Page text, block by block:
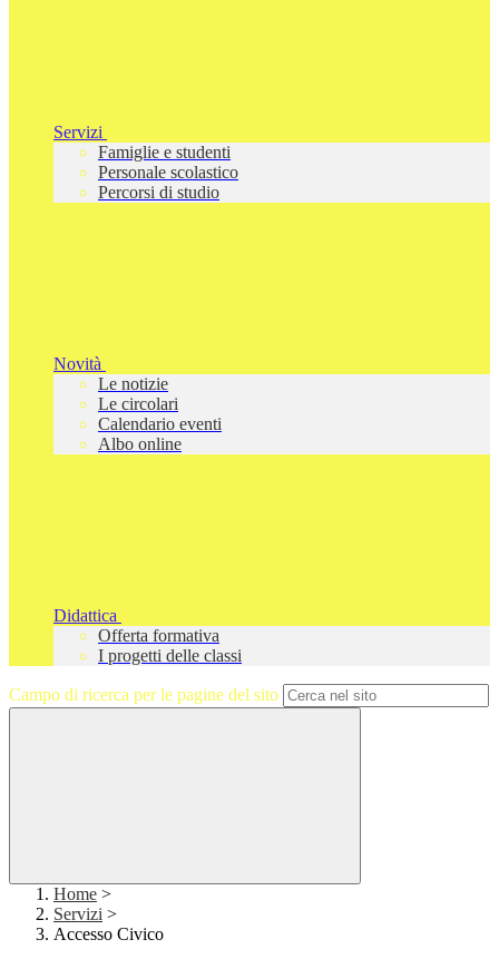
Servizi
Famiglie e studenti
Personale scolastico
Percorsi di studio
Novità
Le notizie
Le circolari
Calendario eventi
Albo online
Didattica
Offerta formativa
I progetti delle classi
Campo di ricerca per le pagine del sito
Home >
Servizi >
Accesso Civico